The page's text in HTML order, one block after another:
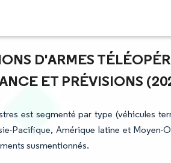
D'ARMES
ET PRÉVISIONS
est segmenté par type (véhicules
Pacifique, Amérique latine et Moyen-
susmentionnés.